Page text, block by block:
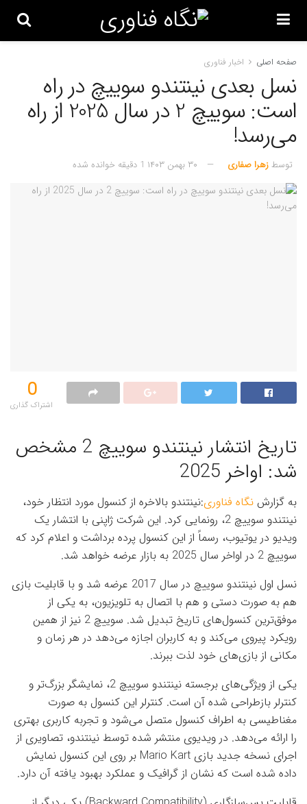
صفحه اصلی اخبار فناوری
نسل بعدی نینتندو سوییچ در راه
است: سوییچ 2 در سال 2025 از راه
می‌رسد!
توسط زهرا صفاری ۳۰ بهمن ۱۴۰۳ 1 دقیقه خوانده شده
0
اشتراک گذاری‌
تاریخ انتشار نینتندو سوییچ 2 مشخص
شد: اواخر 2025
به گزارش نگاه فناوری:نینتندو بالاخره از کنسول مورد انتظار خود،
نینتندو سوییچ 2، رونمایی کرد. این شرکت ژاپنی با انتشار یک
ویدیو در یوتیوب، رسماً از این کنسول پرده برداشت و اعلام کرد که
سوییچ 2 در اواخر سال 2025 به بازار عرضه خواهد شد.
نسل اول نینتندو سوییچ در سال 2017 عرضه شد و با قابلیت بازی
هم به صورت دستی و هم با اتصال به تلویزیون، به یکی از
موفق‌ترین کنسول‌های تاریخ تبدیل شد. سوییچ 2 نیز از همین
رویکرد پیروی می‌کند و به کاربران اجازه می‌دهد در هر زمان و
مکانی از بازی‌های خود لذت ببرند.
یکی از ویژگی‌های برجسته نینتندو سوییچ 2، نمایشگر بزرگ‌تر و
کنترلر بازطراحی شده آن است. کنترلر این کنسول به صورت
مغناطیسی به اطراف کنسول متصل می‌شود و تجربه کاربری بهتری
را ارائه می‌دهد. در ویدیوی منتشر شده توسط نینتندو، تصاویری از
اجرای نسخه جدید بازی Mario Kart بر روی این کنسول نمایش
داده شده است که نشان از گرافیک و عملکرد بهبود یافته آن دارد.